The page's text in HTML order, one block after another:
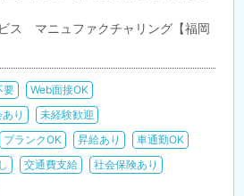
ス マニュファクチャリング【福岡
要
Web面接OK
り
未経験歓迎
ブランクOK 昇給あり
車通勤OK
交通費支給
社会保険あり